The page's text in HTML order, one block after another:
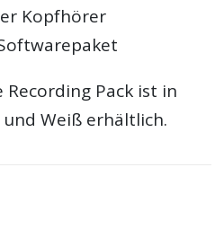
Kopfhörer
Pack ist in
Weiß erhältlich.